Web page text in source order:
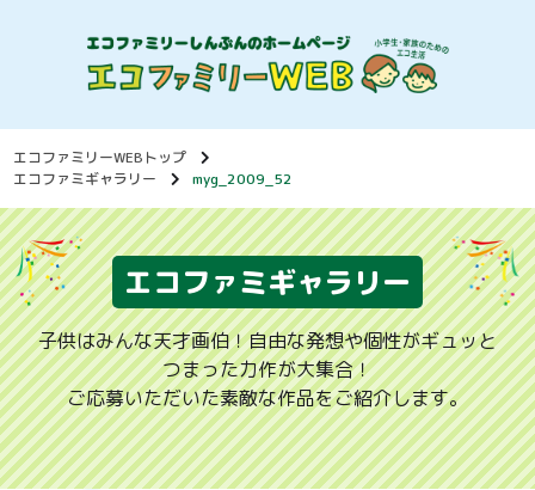
エコファミリーWEBトップ
エコファミギャラリー
myg_2009_52
エコファミギャラリー
子供はみんな天才画伯！自由な発想や個性がギュッと
つまった力作が大集合！
ご応募いただいた素敵な作品をご紹介します。